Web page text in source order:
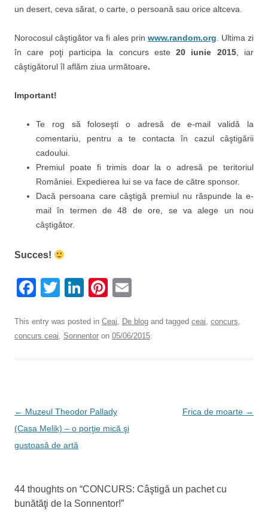
un desert, ceva sărat, o carte, o persoană sau orice altceva.
Norocosul câştigător va fi ales prin www.random.org . Ultima zi
în care poţi participa la concurs este20 iunie 2015, iar
câştigătorul îl aflăm ziua următoare.
Important!
Te rog să foloseşti o adresă de e-mail validă la
comentariu, pentru a te contacta în cazul câştigării
cadoului.
Premiul poate fi trimis doar la o adresă pe teritoriul
României. Expedierea lui se va face de către sponsor.
Dacă persoana care câştigă premiul nu răspunde la e-
mail în termen de 48 de ore, se va alege un nou
câştigător.
Succes!
F
c
e
k
T
tt
er
Li
k
e
Pi
er
e
ail
This entry was posted in Ceai, De blog and tagged ceai, concurs,
concurs ceai, Sonnentor on 05/06/2015.
Post
navigation
← Muzeul Theodor Pallady
(Casa Melik) – o porţie mică şi
gustoasă de artă
Frica de moarte →
44 thoughts on “CONCURS: Câştigă un pachet cu
bunătăţi de la Sonnentor!”